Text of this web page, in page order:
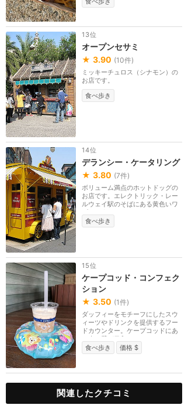
13位
オープンセサミ
★ 3.90 (10件)
ミッキーチュロス（シナモン）の
お店です。
食べ歩き
14位
デランシー・ケータリング
★ 3.80 (7件)
ボリューム満点のホットドッグの
お店です。エレクトリック・レー
ルウェイ駅のそばにある黄色いワ
ゴンです。
食べ歩き
15位
ケープコッド・コンフェク
ション
★ 3.50 (1件)
ダッフィーをモチーフにしたスウ
ィーツやドリンクを提供するフー
ドカウンター。ケープコッドにあ
る赤い壁が目印の...
食べ歩き
価格 $
関連したクチコミ